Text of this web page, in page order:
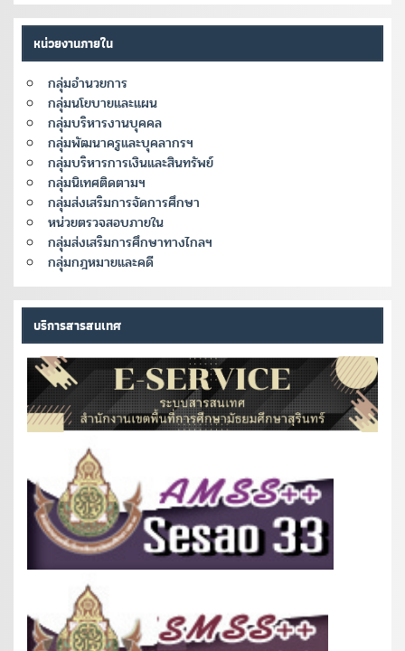
หน่วยงานภายใน
กลุ่มอำนวยการ
กลุ่มนโยบายและแผน
กลุ่มบริหารงานบุคคล
กลุ่มพัฒนาครูและบุคลากรฯ
กลุ่มบริหารการเงินและสินทรัพย์
กลุ่มนิเทศติดตามฯ
กลุ่มส่งเสริมการจัดการศึกษา
หน่วยตรวจสอบภายใน
กลุ่มส่งเสริมการศึกษาทางไกลฯ
กลุ่มกฎหมายและคดี
บริการสารสนเทศ